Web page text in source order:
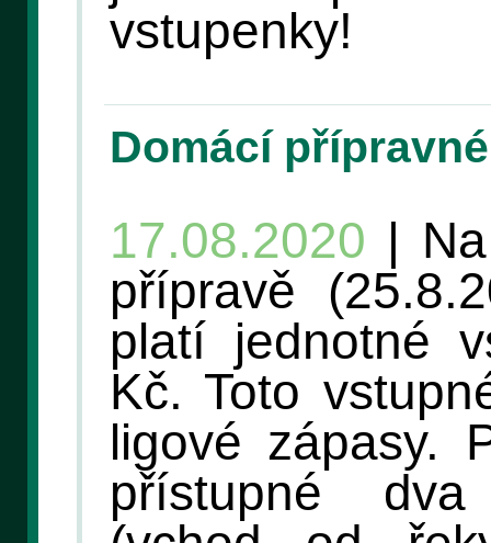
vstupenky!
Domácí
17.08.2020 |
přípravě
platí jednotné
Kč. Toto
ligové zápasy.
přístupné